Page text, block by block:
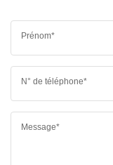
Prénom*
N° de téléphone*
Message*